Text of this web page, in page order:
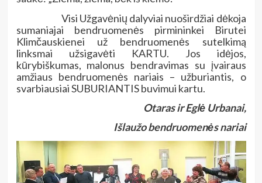
Visi Užgavėnių dalyviai nuoširdžiai dėkoja
sumaniajai bendruomenės pirmininkei Birutei
Klimčauskienei už bendruomenės sutelkimą
linksmai užsigavėti KARTU. Jos idėjos,
kūrybiškumas, malonus bendravimas su įvairaus
amžiaus bendruomenės nariais – užburiantis, o
svarbiausiai SUBURIANTIS buvimui kartu.
Otaras ir Eglė Urbanai,
Išlaužo bendruomenės nariai